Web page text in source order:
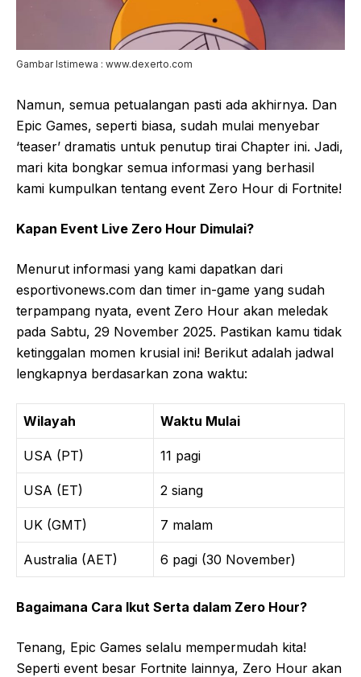
Gambar Istimewa : www.dexerto.com
Namun, semua petualangan pasti ada akhirnya. Dan
Epic Games, seperti biasa, sudah mulai menyebar
‘teaser’ dramatis untuk penutup tirai Chapter ini. Jadi,
mari kita bongkar semua informasi yang berhasil
kami kumpulkan tentang event Zero Hour di Fortnite!
Kapan Event Live Zero Hour Dimulai?
Menurut informasi yang kami dapatkan dari
esportivonews.com dan timer in-game yang sudah
terpampang nyata, event Zero Hour akan meledak
pada Sabtu, 29 November 2025. Pastikan kamu tidak
ketinggalan momen krusial ini! Berikut adalah jadwal
lengkapnya berdasarkan zona waktu:
Wilayah Waktu Mulai
USA (PT) 11 pagi
USA (ET) 2 siang
UK (GMT) 7 malam
Australia (AET) 6 pagi (30 November)
Bagaimana Cara Ikut Serta dalam Zero Hour?
Tenang, Epic Games selalu mempermudah kita!
Seperti event besar Fortnite lainnya, Zero Hour akan